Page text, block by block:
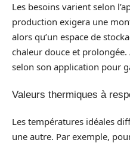
Les besoins varient selon
production exigera une
alors qu’un espace de
chaleur douce et
selon son application pour
Valeurs thermiques à
Les températures idéales
une autre. Par exemple,